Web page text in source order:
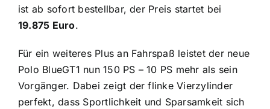
ist ab sofort bestellbar, der Preis startet bei
19.875 Euro.
Für ein weiteres Plus an Fahrspaß leistet der neue
Polo BlueGT1 nun 150 PS – 10 PS mehr als sein
Vorgänger. Dabei zeigt der flinke Vierzylinder
perfekt, dass Sportlichkeit und Sparsamkeit sich